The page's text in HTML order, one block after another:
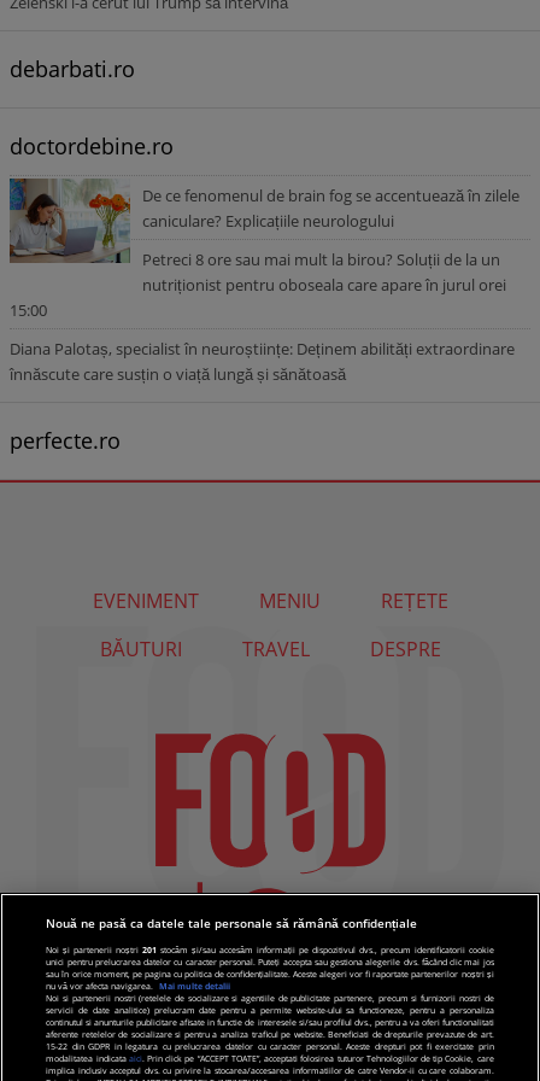
debarbati.ro
doctordebine.ro
De ce fenomenul de brain fog se accentuează în zilele
caniculare? Explicațiile neurologului
Petreci 8 ore sau mai mult la birou? Soluții de la un
nutriționist pentru oboseala care apare în jurul orei
15:00
Diana Palotaș, specialist în neuroștiințe: Deținem abilități extraordinare
înnăscute care susțin o viață lungă și sănătoasă
perfecte.ro
EVENIMENT MENIU
REȚETE
BĂUTURI
TRAVEL DESPRE
Nouă ne pasă ca datele tale personale să rămână confidențiale
Noi și partenerii noștri201 stocăm și/sau accesăm informații pe dispozitivul dvs., precum identificatorii cookie
unici pentru prelucrarea datelor cu caracter personal. Puteți accepta sau gestiona alegerile dvs. făcând clic mai jos
sau în orice moment, pe pagina cu politica de confidențialitate. Aceste alegeri vor fi raportate partenerilor noștri și
nu vă vor afecta navigarea.
Mai multe detalii
Noi si partenerii nostri (retelele de socializare si agentiile de publicitate partenere, precum si furnizorii nostri de
servicii de date analitice) prelucram date pentru a permite website-ului sa functioneze, pentru a personaliza
continutul si anunturile publicitare afisate in functie de interesele si/sau profilul dvs., pentru a va oferi functionalitati
aferente retelelor de socializare si pentru a analiza traficul pe website. Beneficiati de drepturile prevazute de art.
15-22 din GDPR in legatura cu prelucrarea datelor cu caracter personal. Aceste drepturi pot fi exercitate prin
modalitatea indicata aici. Prin click pe “ACCEPT TOATE”, acceptati folosirea tuturor Tehnologiilor de tip Cookie, care
implica inclusiv acceptul dvs. cu privire la stocarea/accesarea informatiilor de catre Vendor-ii cu care colaboram.